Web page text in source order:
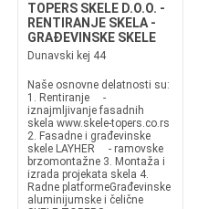
TOPERS SKELE D.O.O. -
RENTIRANJE SKELA -
GRAĐEVINSKE SKELE
Dunavski kej 44
Naše osnovne delatnosti su:
1. Rentiranje -
iznajmljivanje fasadnih
skela www.skele-topers.co.rs
2. Fasadne i građevinske
skele LAYHER - ramovske
brzomontažne 3. Montaža i
izrada projekata skela 4.
Radne platformeGrađevinske
aluminijumske i čelične